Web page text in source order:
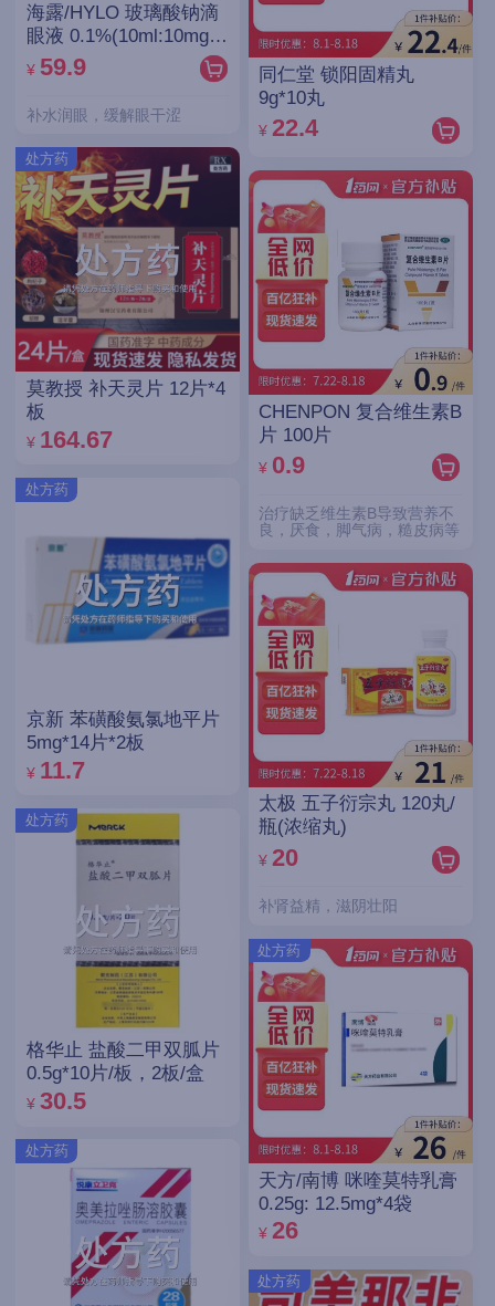
海露/HYLO 玻璃酸钠滴
眼液 0.1%(10ml:10mg)/
支(OTC)
¥ 59.9
补水润眼，缓解眼干涩
处方药
莫教授 补天灵片 12片*4
板
¥ 164.67
处方药
京新 苯磺酸氨氯地平片
5mg*14片*2板
¥ 11.7
处方药
格华止 盐酸二甲双胍片
0.5g*10片/板，2板/盒
¥ 30.5
处方药
同仁堂 锁阳固精丸
9g*10丸
¥ 22.4
CHENPON 复合维生素B
片 100片
¥ 0.9
治疗缺乏维生素B导致营养不
良，厌食，脚气病，糙皮病等
太极 五子衍宗丸 120丸/
瓶(浓缩丸)
¥ 20
补肾益精，滋阴壮阳
处方药
天方/南博 咪喹莫特乳膏
0.25g: 12.5mg*4袋
¥ 26
处方药